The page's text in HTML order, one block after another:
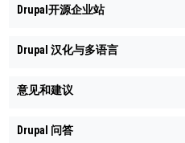
Drupal开源企业站
Drupal 汉化与多语言
意见和建议
Drupal 问答